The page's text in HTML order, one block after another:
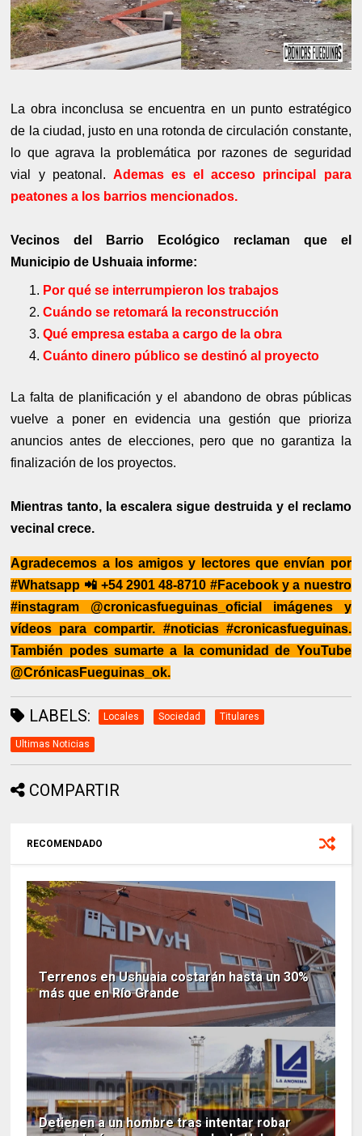
La obra inconclusa se encuentra en un punto estratégico
de la ciudad, justo en una rotonda de circulación constante,
lo que agrava la problemática por razones de seguridad
vial y peatonal. Ademas es el acceso principal para
peatones a los barrios mencionados.
Vecinos del Barrio Ecológico reclaman que el
Municipio de Ushuaia informe:
Por qué se interrumpieron los trabajos
Cuándo se retomará la reconstrucción
Qué empresa estaba a cargo de la obra
Cuánto dinero público se destinó al proyecto
La falta de planificación y el abandono de obras públicas
vuelve a poner en evidencia una gestión que prioriza
anuncios antes de elecciones, pero que no garantiza la
finalización de los proyectos.
Mientras tanto, la escalera sigue destruida y el reclamo
vecinal crece.
Agradecemos a los amigos y lectores que envían por
#Whatsapp 📲 +54 2901 48-8710 #Facebook y a nuestro
#instagram @cronicasfueguinas_oficial imágenes y
vídeos para compartir. #noticias #cronicasfueguinas.
También podes sumarte a la comunidad de YouTube
@CrónicasFueguinas_ok.
LABELS: Locales Sociedad Titulares
Ultimas Noticias
COMPARTIR
RECOMENDADO
Terrenos en Ushuaia costarán hasta un 30%
más que en Río Grande
Detienen a un hombre tras intentar robar